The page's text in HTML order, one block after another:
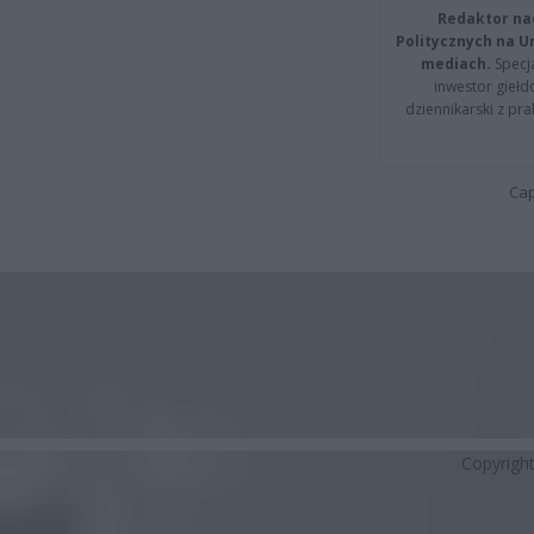
Redaktor
Politycznych na
mediach.
inwestor
dziennikarski z